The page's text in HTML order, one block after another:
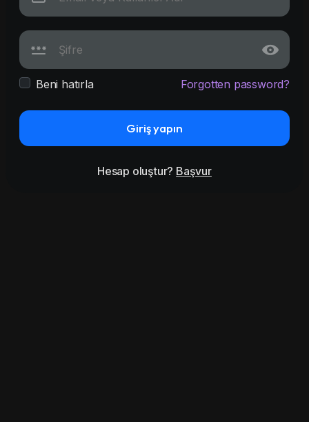
Beni hatırla Forgotten password?
Giriş yapın
Hesap oluştur? Başvur